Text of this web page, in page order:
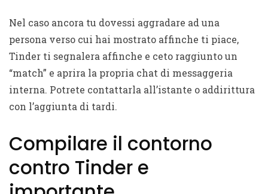
Nel caso ancora tu dovessi aggradare ad una
persona verso cui hai mostrato affinche ti piace,
Tinder ti segnalera affinche e ceto raggiunto un
“match” e aprira la propria chat di messaggeria
interna. Potrete contattarla all’istante o addirittura
con l’aggiunta di tardi.
Compilare il contorno
contro Tinder e